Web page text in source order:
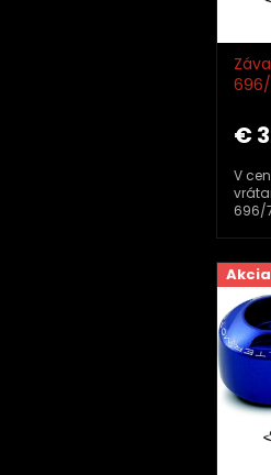
€
V
696/
Akcia